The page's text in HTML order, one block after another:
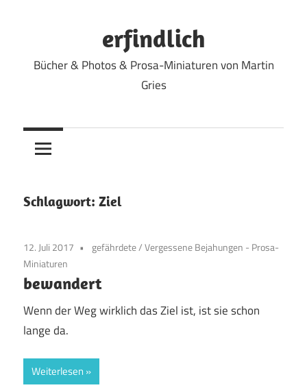
erfindlich
Bücher & Photos & Prosa-Miniaturen von Martin
Gries
Schlagwort: Ziel
12. Juli 2017 gefährdete/Vergessene Bejahungen - Prosa-
Miniaturen
bewandert
Wenn der Weg wirklich das Ziel ist, ist sie schon
lange da.
Weiterlesen